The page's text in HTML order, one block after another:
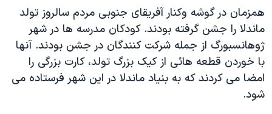
همزمان در گوشه وکنار آفريقای جنوبی مردم سالروز تولد
ماندلا را جشن گرفته بودند. کودکان مدرسه ها در شهر
ژوهانسبورگ از جمله شرکت کنندگان در جشن بودند. آنها
با خوردن قطعه هائی از کیک بزرگ تولد، کارت بزرگی را
امضا می کردند که به بنیاد ماندلا در این شهر فرستاده می
شود.